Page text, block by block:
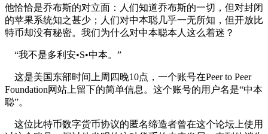
他恰恰是乔布斯的对立面：人们知道乔布斯的一切，但对封闭
的苹果系统知之甚少；人们对中本聪几乎一无所知，但开放比
特币却没有秘密。我们为什么对中本聪本人这么着迷？
“我不是多利安•S•中本。”
这是美国东部时间上周四晚10点，一个账号在Peer to Peer
Foundation网站上留下的简单信息。这个账号的用户名是“中本
聪”。
这位比特币数字货币协议的匿名缔造者曾在这个论坛上使用